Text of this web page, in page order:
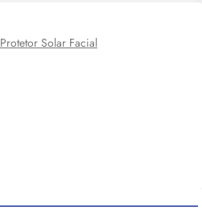
Protetor Solar Facial